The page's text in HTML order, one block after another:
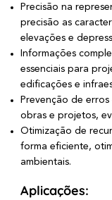
Precisão na
precisão as
elevações e
Informações
essenciais para
edificações e
Prevenção de
obras e projetos,
Otimização de
forma eficiente,
ambientais.
Aplicações: